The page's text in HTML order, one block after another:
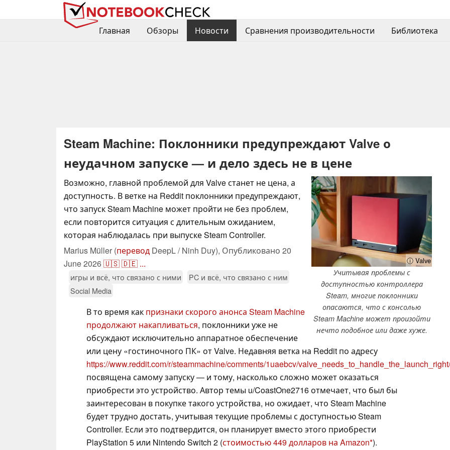
Главная Обзоры Новости Сравнения производительности Библиотека
Steam Machine: Поклонники предупреждают Valve о
неудачном запуске — и дело здесь не в цене
ⓘ Valve
Учитывая проблемы с
доступностью контроллера
Steam, многие поклонники
опасаются, что с консолью
Steam Machine может произойти
нечто подобное или даже хуже.
Возможно, главной проблемой для Valve станет не цена, а
доступность. В ветке на Reddit поклонники предупреждают,
что запуск Steam Machine может пройти не без проблем,
если повторится ситуация с длительным ожиданием,
которая наблюдалась при выпуске Steam Controller.
Marius Müller (перевод DeepL / Ninh Duy), Опубликовано 20
June 2026🇺🇸🇩🇪 ...
игры и всё, что связано с ними
PC и всё, что связано с ним
Social Media
В то время как признаки скорого анонса Steam Machine
продолжают накапливаться, поклонники уже не
обсуждают исключительно аппаратное обеспечение
или цену «гостиночного ПК» от Valve. Недавняя ветка на Reddit по адресу
https://www.reddit.com/r/steammachine/comments/1uaebcv/valve_needs_to_handle_the_launch_right/
посвящена самому запуску — и тому, насколько сложно может оказаться
приобрести это устройство. Автор темы u/CoastOne2716 отмечает, что был бы
заинтересован в покупке такого устройства, но ожидает, что Steam Machine
будет трудно достать, учитывая текущие проблемы с доступностью Steam
Controller. Если это подтвердится, он планирует вместо этого приобрести
PlayStation 5 или Nintendo Switch 2 (стоимостью 449 долларов на Amazon ).